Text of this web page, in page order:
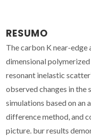
RESUMO
The carbon K near-
dimensional
resonant inelastic
observed changes in the
simulations based on an
difference method, and
picture. bur results